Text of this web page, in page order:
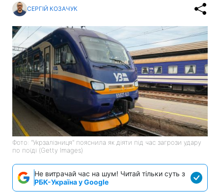
СЕРГІЙ КОЗАЧУК
Фото: "Укрзалізниця" пояснила як діяти під час загрози удару
по поїді (Getty Images)
Не витрачай час на шум! Читай тільки суть з
РБК-Україна у Google